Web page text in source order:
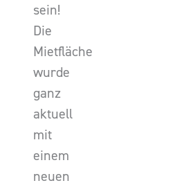
sein!
Die
Mietfläche
wurde
ganz
aktuell
mit
einem
neuen